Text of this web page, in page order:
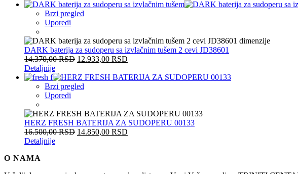
Brzi pregled
Uporedi
DARK baterija za sudoperu sa izvlačnim tušem 2 cevi JD38601
14.370,00RSD 12.933,00 RSD
Detaljnije
Brzi pregled
Uporedi
HERZ FRESH BATERIJA ZA SUDOPERU 00133
16.500,00RSD 14.850,00 RSD
Detaljnije
O NAMA